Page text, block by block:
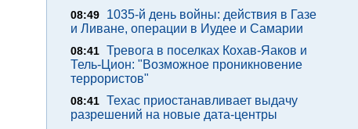
08:49
1035-й день войны: действия в Газе
и Ливане, операции в Иудее и Самарии
08:41 Тревога в поселках Кохав-Яаков и
Тель-Цион: "Возможное проникновение
террористов"
08:41 Техас приостанавливает выдачу
разрешений на новые дата-центры